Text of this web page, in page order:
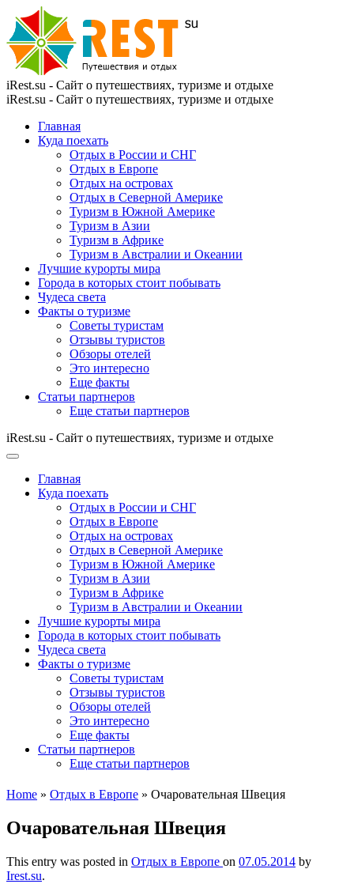
iRest.su - Сайт о путешествиях, туризме и отдыхе
iRest.su - Сайт о путешествиях, туризме и отдыхе
Главная
Куда поехать
Отдых в России и СНГ
Отдых в Европе
Отдых на островах
Отдых в Северной Америке
Туризм в Южной Америке
Туризм в Азии
Туризм в Африке
Туризм в Австралии и Океании
Лучшие курорты мира
Города в которых стоит побывать
Чудеса света
Факты о туризме
Советы туристам
Отзывы туристов
Обзоры отелей
Это интересно
Еще факты
Статьи партнеров
Еще статьи партнеров
iRest.su - Сайт о путешествиях, туризме и отдыхе
Главная
Куда поехать
Отдых в России и СНГ
Отдых в Европе
Отдых на островах
Отдых в Северной Америке
Туризм в Южной Америке
Туризм в Азии
Туризм в Африке
Туризм в Австралии и Океании
Лучшие курорты мира
Города в которых стоит побывать
Чудеса света
Факты о туризме
Советы туристам
Отзывы туристов
Обзоры отелей
Это интересно
Еще факты
Статьи партнеров
Еще статьи партнеров
Home » Отдых в Европе » Очаровательная Швеция
Очаровательная Швеция
This entry was posted in Отдых в Европе on 07.05.2014 by
Irest.su.